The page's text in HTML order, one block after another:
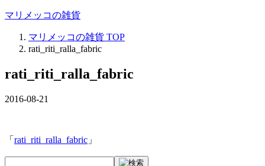
マリメッコの雑貨
マリメッコの雑貨 TOP
rati_riti_ralla_fabric
rati_riti_ralla_fabric
2016-08-21
「 rati_riti_ralla_fabric 」